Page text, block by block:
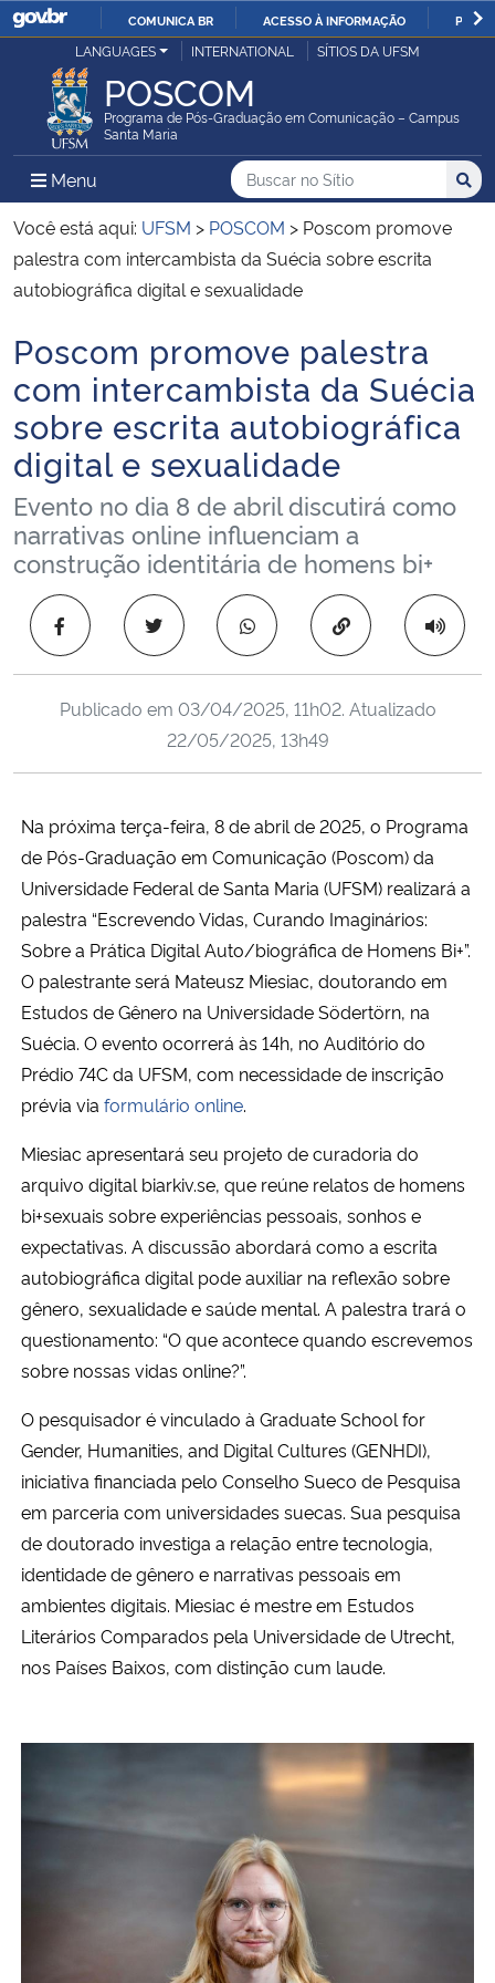
IR
PARA
O
COMUNICA BR ACESSO À INFORMAÇÃO
Ministério da Justiça e Segurança Pública
Ministério da Defesa
Ministério das Relações Exteriores
Ministério da Economia
Ministério da Infraestrutura
Ministério da Agricultura, Pecuária e Abastecimento
Ministério da Educação
Ministério da Cidadania
Ministério da Saúde
Ministério de Minas e Energia
Ministério do Meio Ambiente
Ministério do Desenvolvimento Regional
Controladoria-Geral da União
Ministério da Mulher, da Família e dos Direitos Humanos
Secretaria-Geral
Secretaria de Governo
Gabinete de Segurança Institucional
Advocacia-Geral da União
Banco Central do Brasil
Planalto
LANGUAGES INTERNATIONAL SÍTIOS DA UFSM
POSCOM
Programa de Pós-Graduação em Comunicação – Campus
Santa Maria
Menu Menu Principal do Sítio
Busca
Buscar no no Sítio
Busca:
Você está aqui: UFSM > POSCOM > Poscom promove
palestra com intercambista da Suécia sobre escrita
autobiográfica digital e sexualidade
Início do conteúdo
Poscom promove palestra
com intercambista da Suécia
sobre escrita autobiográfica
digital e sexualidade
Evento no dia 8 de abril discutirá como
narrativas online influenciam a
construção identitária de homens bi+
Copiar para área
Publicado em 03/04/2025, 11h02. Atualizado
22/05/2025, 13h49
Na próxima terça-feira, 8 de abril de 2025, o Programa
de Pós-Graduação em Comunicação (Poscom) da
Universidade Federal de Santa Maria (UFSM) realizará a
palestra “Escrevendo Vidas, Curando Imaginários:
Sobre a Prática Digital Auto/biográfica de Homens Bi+”.
O palestrante será Mateusz Miesiac, doutorando em
Estudos de Gênero na Universidade Södertörn, na
Suécia. O evento ocorrerá às 14h, no Auditório do
Prédio 74C da UFSM, com necessidade de inscrição
prévia via formulário online.
Miesiac apresentará seu projeto de curadoria do
arquivo digital biarkiv.se, que reúne relatos de homens
bi+sexuais sobre experiências pessoais, sonhos e
expectativas. A discussão abordará como a escrita
autobiográfica digital pode auxiliar na reflexão sobre
gênero, sexualidade e saúde mental. A palestra trará o
questionamento: “O que acontece quando escrevemos
sobre nossas vidas online?”.
O pesquisador é vinculado à Graduate School for
Gender, Humanities, and Digital Cultures (GENHDI),
iniciativa financiada pelo Conselho Sueco de Pesquisa
em parceria com universidades suecas. Sua pesquisa
de doutorado investiga a relação entre tecnologia,
identidade de gênero e narrativas pessoais em
ambientes digitais. Miesiac é mestre em Estudos
Literários Comparados pela Universidade de Utrecht,
nos Países Baixos, com distinção cum laude.